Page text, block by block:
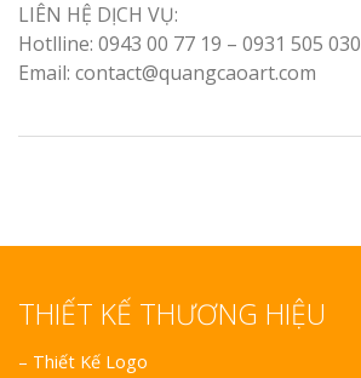
LIÊN HỆ DỊCH VỤ:
Hotlline: 0943 00 77 19 – 0931 505 030
Email: contact@quangcaoart.com
THIẾT KẾ THƯƠNG HIỆU
– Thiết Kế Logo